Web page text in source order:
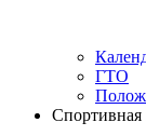
ГТО
Спортивная